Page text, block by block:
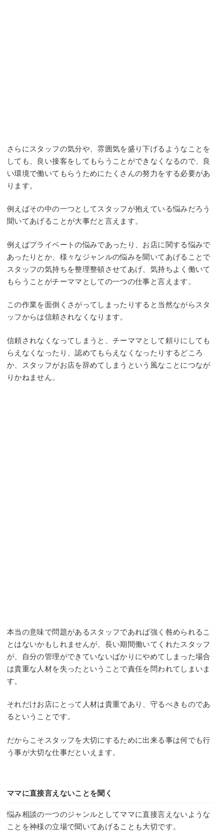
さらにスタッフの気分や、雰囲気を盛り下げるようなことを
しても、良い接客をしてもらうことができなくなるので、良
い環境で働いてもらうためにたくさんの努力をする必要があ
ります。
例えばその中の一つとしてスタッフが抱えている悩みだろう
聞いてあげることが大事だと言えます。
例えばプライベートの悩みであったり、お店に関する悩みで
あったりとか、様々なジャンルの悩みを聞いてあげることで
スタッフの気持ちを整理整頓させてあげ、気持ちよく働いて
もらうことがチーママとしての一つの仕事と言えます。
この作業を面倒くさがってしまったりすると当然ながらスタ
ッフからは信頼されなくなります。
信頼されなくなってしまうと、チーママとして頼りにしても
らえなくなったり、認めてもらえなくなったりするどころ
か、スタッフがお店を辞めてしまうという風なことにつなが
りかねません。
本当の意味で問題があるスタッフであれば強く咎められるこ
とはないかもしれませんが、長い期間働いてくれたスタッフ
が、自分の管理ができていないばかりにやめてしまった場合
は貴重な人材を失ったということで責任を問われてしまいま
す。
それだけお店にとって人材は貴重であり、守るべきものであ
るということです。
だからこそスタッフを大切にするために出来る事は何でも行
う事が大切な仕事だといえます。
ママに直接言えないことを聞く
悩み相談の一つのジャンルとしてママに直接言えないような
ことを神様の立場で聞いてあげることも大切です。